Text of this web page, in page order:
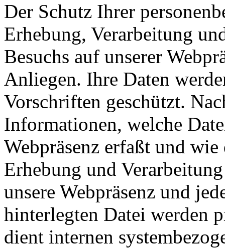
Der Schutz Ihrer
Erhebung, Verarbeitung
Besuchs auf unserer
Anliegen. Ihre Daten
Vorschriften geschützt.
Informationen, welche
Webpräsenz erfaßt und
Erhebung und
unsere Webpräsenz und
hinterlegten Datei werden
dient internen